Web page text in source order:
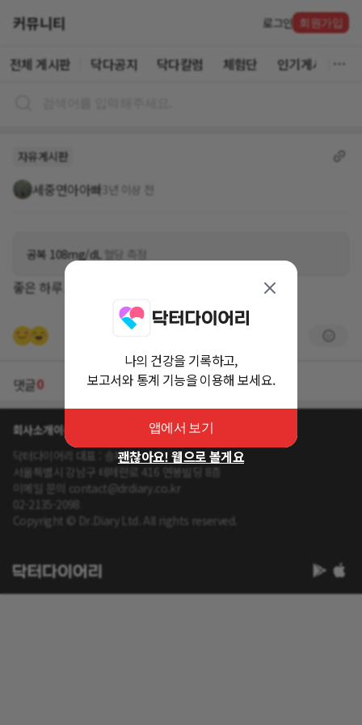
커뮤니티 로그인 회원가입
전체 게시판 닥다공지 닥다칼럼 체험단 인기게시글
자유게시판
세중연아아빠 3년 이상 전
공복 108mg/dL 혈당 측정
좋은 하루 보내셔요~~
댓글0
회사소개이용약관
개인정보 처리방침
닥터다이어리 대표 : 송제윤
서울특별시 강남구 테헤란로 416 연봉빌딩 8층
이메일 문의 contact@drdiary.co.kr
02-2135-2098
Copyright © Dr.Diary Ltd. All rights reserved.
나의 건강을 기록하고,
보고서와 통계 기능을 이용해 보세요.
앱에서 보기
괜찮아요! 웹으로 볼게요